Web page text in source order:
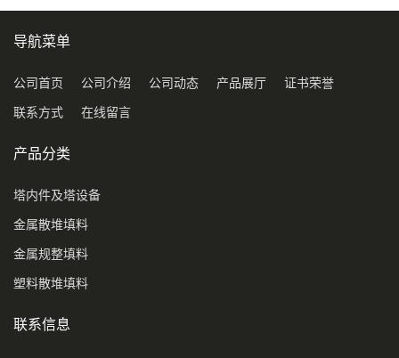
导航菜单
公司首页 公司介绍 公司动态 产品展厅 证书荣誉
联系方式 在线留言
产品分类
塔内件及塔设备
金属散堆填料
金属规整填料
塑料散堆填料
联系信息